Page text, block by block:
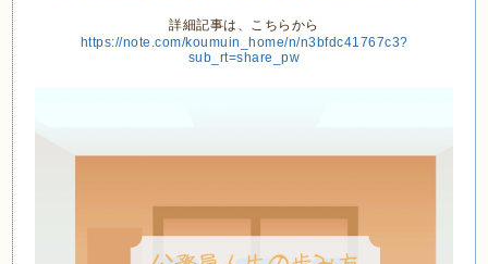
詳細記事は、こちらから
https://note.com/koumuin_home/n/n3bfdc41767c3?
sub_rt=share_pw